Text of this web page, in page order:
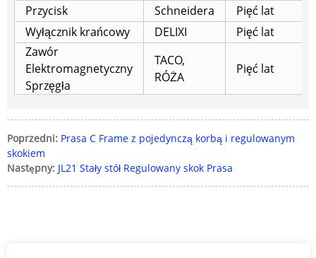
Przycisk
Schneidera
Pięć lat
Wyłącznik krańcowy
DELIXI
Pięć lat
Zawór
Elektromagnetyczny
Sprzęgła
TACO,
RÓŻA
Pięć lat
Poprzedni: Prasa C Frame z pojedynczą korbą i regulowanym
skokiem
Następny: JL21 Stały stół Regulowany skok Prasa